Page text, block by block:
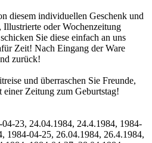
diesem individuellen Geschenk und
Illustrierte oder Wochenzeitung
Sie diese einfach an uns
Zeit! Nach Eingang der Ware
zurück!
und überraschen Sie Freunde,
Zeitung zum Geburtstag!
23, 24.04.1984, 24.4.1984, 1984-
1984-04-25, 26.04.1984, 26.4.1984,